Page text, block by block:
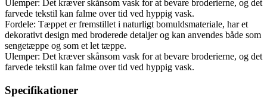
Ulemper: Det kræver skånsom vask for at bevare broderierne, og det
farvede tekstil kan falme over tid ved hyppig vask.
Fordele: Tæppet er fremstillet i naturligt bomuldsmateriale, har et
dekorativt design med broderede detaljer og kan anvendes både som
sengetæppe og som et let tæppe.
Ulemper: Det kræver skånsom vask for at bevare broderierne, og det
farvede tekstil kan falme over tid ved hyppig vask.
Specifikationer